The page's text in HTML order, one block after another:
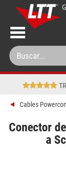
Cables Powercon
Conector
a